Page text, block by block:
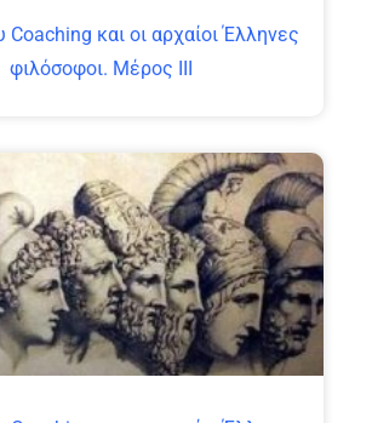
Coaching και οι αρχαίοι Έλληνες
φιλόσοφοι. Μέρος ΙΙΙ